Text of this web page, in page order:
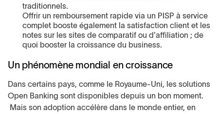
traditionnels.
Offrir un remboursement rapide via un PISP à service
complet booste également la satisfaction client et les
notes sur les sites de comparatif ou d'affiliation ; de
quoi booster la croissance du business.
Un phénomène mondial en croissance
Dans certains pays, comme le Royaume-Uni, les solutions
Open Banking sont disponibles depuis un bon moment.
Mais son adoption accélère dans le monde entier, en